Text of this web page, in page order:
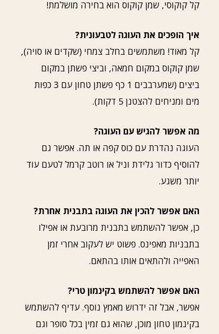
קל קוקוסי, שמן קוקוס הוא בחירה מושלמת!
איך הופכים את העוגה לטבעונית?
קל מאוד! משתמשים בחלב צמחי (שקדים או סויה),
שמן קוקוס במקום חמאה, וביצי פשתן במקום
ביצים (שמערבבים 1 כף פשתן טחון עם 3 כפות
מים ומניחים להצטנן 5 דקות).
מה אפשר להגיש עם העוגה?
העוגה נהדרת עם כוס קפה או תה. אפשר גם
להוסיף כדור גלידת וניל או רוטב קרמל לטעם עוד
יותר משגע.
האם אפשר להכין את העוגה בתבנית אחרת?
כן, אפשר להשתמש בתבנית מרובעת או אפילו
בתבניות מאפינס. פשוט יש לעקוב אחרי זמן
האפייה ולהתאים אותו בהתאם.
האם אפשר להשתמש בקינמון טרי?
אפשר, אבל זה ידרוש מאמץ נוסף. עדיף להשתמש
בקינמון טחון מוכן, שהוא גם זמין בכל סופר וגם